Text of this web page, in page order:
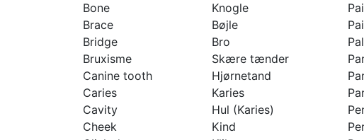
Bone
Knogle
Brace
Bøjle
Bridge
Bro
Bruxisme
Skære tænder
Canine tooth
Hjørnetand
Caries
Karies
Cavity
Hul (Karies)
Cheek
Kind